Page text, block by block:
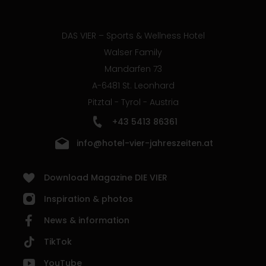
DAS VIER – Sports & Wellness Hotel
Walser Family
Mandarfen 73
A-6481 St. Leonhard
Pitztal - Tyrol - Austria
+43 5413 86361
info@hotel-vier-jahreszeiten.at
Download Magazine DIE VIER
Inspiration & photos
News & information
TikTok
YouTube